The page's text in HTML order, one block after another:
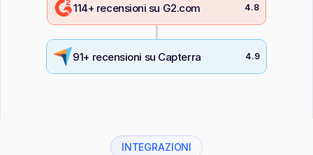
114+ recensioni su G2.com 4.8
91+ recensioni su Capterra 4.9
INTEGRAZIONI